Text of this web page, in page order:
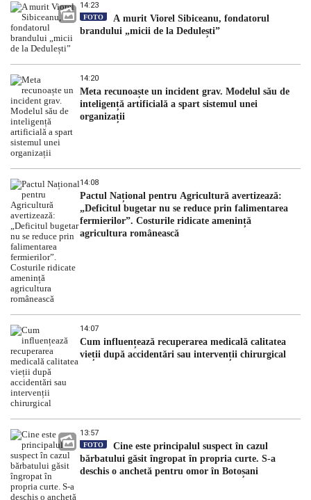
14:23
FOTO
A murit Viorel Sibiceanu, fondatorul
brandului „micii de la Dedulești”
14:20
Meta recunoaște un incident grav. Modelul său de
inteligență artificială a spart sistemul unei
organizații
14:08
Pactul Național pentru Agricultură avertizează:
„Deficitul bugetar nu se reduce prin falimentarea
fermierilor”. Costurile ridicate amenință
agricultura românească
14:07
Cum influențează recuperarea medicală calitatea
vieții după accidentări sau intervenții chirurgical
13:57
FOTO
Cine este principalul suspect în cazul
bărbatului găsit îngropat în propria curte. S-a
deschis o anchetă pentru omor în Botoșani